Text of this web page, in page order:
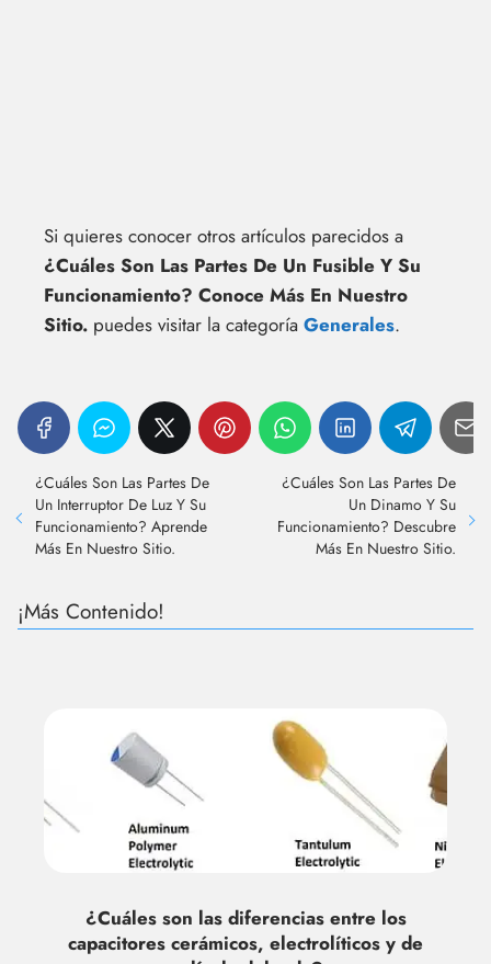
Si quieres conocer otros artículos parecidos a
¿Cuáles Son Las Partes De Un Fusible Y Su
Funcionamiento? Conoce Más En Nuestro
Sitio. puedes visitar la categoría Generales.
¿Cuáles Son Las Partes De
Un Interruptor De Luz Y Su
Funcionamiento? Aprende
Más En Nuestro Sitio.
¿Cuáles Son Las Partes De
Un Dinamo Y Su
Funcionamiento? Descubre
Más En Nuestro Sitio.
¡Más Contenido!
¿Cuáles son las diferencias entre los
capacitores cerámicos, electrolíticos y de